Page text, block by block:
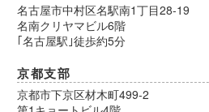
名古屋市中村区名駅南1丁目28-19
名南クリヤマビル6階
｢名古屋駅｣徒歩約5分
京都支部
京都市下京区材木町499-2